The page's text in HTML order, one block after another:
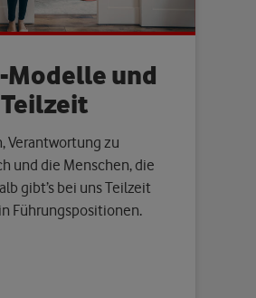
und
Verantwortung zu
und die Menschen, die
gibt’s bei uns Teilzeit
Führungspositionen.